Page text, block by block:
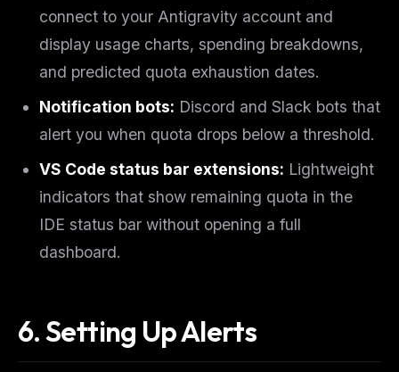
connect to your Antigravity account and
display usage charts, spending breakdowns,
and predicted quota exhaustion dates.
Notification bots: Discord and Slack bots that
alert you when quota drops below a threshold.
VS Code status bar extensions: Lightweight
indicators that show remaining quota in the
IDE status bar without opening a full
dashboard.
6. Setting Up Alerts
Curated MCP picks, agent skills, rules, and LLM
workflow updates — one email, no noise.
Email address
Get the weekly digest
No spam. Unsubscribe in one click.
Maybe later